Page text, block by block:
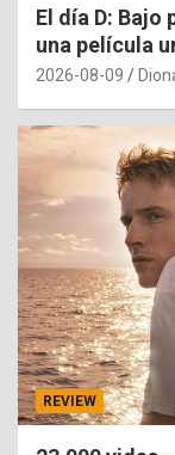
El día D:
una película
2026-08-09
REVIEW